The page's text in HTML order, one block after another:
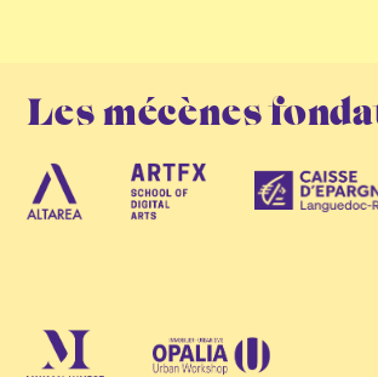
Les mécènes